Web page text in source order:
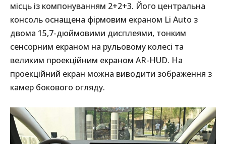
місць із компонуванням 2+2+3. Його центральна
консоль оснащена фірмовим екраном Li Auto з
двома 15,7-дюймовими дисплеями, тонким
сенсорним екраном на рульовому колесі та
великим проекційним екраном AR-HUD. На
проекційний екран можна виводити зображення з
камер бокового огляду.